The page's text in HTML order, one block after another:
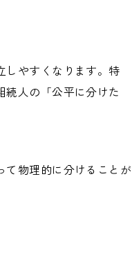
しやすくなります。特
人の「公平に分けた
て物理的に分けることが